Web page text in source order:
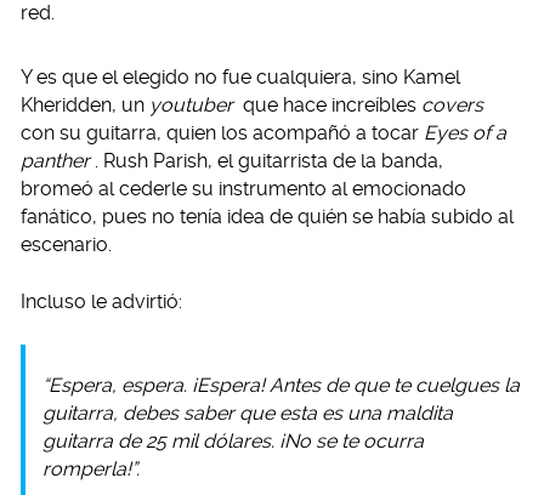
red.
Y es que el elegido no fue cualquiera, sino Kamel
Kheridden, un youtuber que hace increíbles covers
con su guitarra, quien los acompañó a tocar Eyes of a
panther . Rush Parish, el guitarrista de la banda,
bromeó al cederle su instrumento al emocionado
fanático, pues no tenía idea de quién se había subido al
escenario.
Incluso le advirtió:
“Espera, espera. ¡Espera! Antes de que te cuelgues la
guitarra, debes saber que esta es una maldita
guitarra de 25 mil dólares. ¡No se te ocurra
romperla!”.